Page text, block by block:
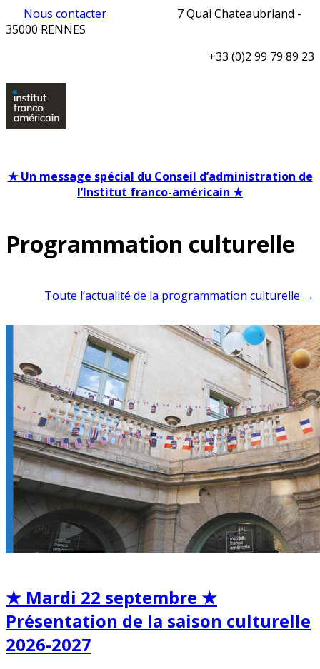
Nous contacter
7 Quai Chateaubriand -
35000 RENNES
+33 (0)2 99 79 89 23
★ Un message spécial du Conseil d’administration de
l’Institut franco-américain ★
Programmation culturelle
Toute l’actualité de la programmation culturelle →
★ Mardi 22 septembre ★
Présentation de la saison culturelle
2026-2027